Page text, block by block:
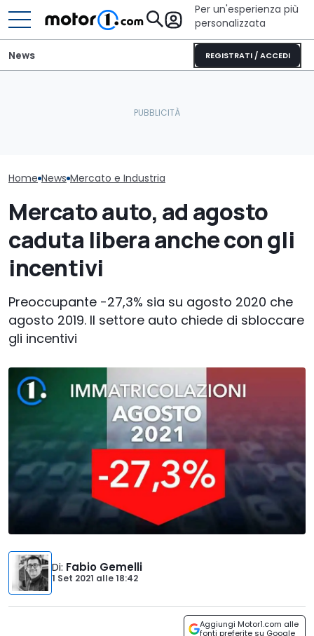
Per un'esperienza più
personalizzata
REGISTRATI / ACCEDI
News
Home News Mercato e Industria
Mercato auto, ad agosto
caduta libera anche con gli
incentivi
Preoccupante -27,3% sia su agosto 2020 che
agosto 2019. Il settore auto chiede di sbloccare
gli incentivi
Di: Fabio Gemelli
1 Set 2021 alle18:42
Aggiungi Motor1.com alle
fonti preferite su Google